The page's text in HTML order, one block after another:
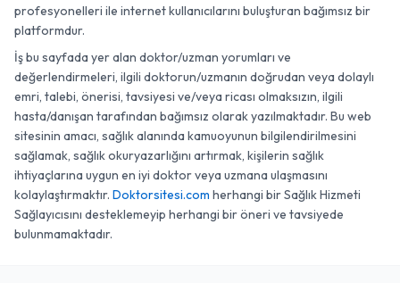
profesyonelleri ile internet kullanıcılarını buluşturan bağımsız bir
platformdur.
İş bu sayfada yer alan doktor/uzman yorumları ve
değerlendirmeleri, ilgili doktorun/uzmanın doğrudan veya dolaylı
emri, talebi, önerisi, tavsiyesi ve/veya ricası olmaksızın, ilgili
hasta/danışan tarafından bağımsız olarak yazılmaktadır. Bu web
sitesinin amacı, sağlık alanında kamuoyunun bilgilendirilmesini
sağlamak, sağlık okuryazarlığını artırmak, kişilerin sağlık
ihtiyaçlarına uygun en iyi doktor veya uzmana ulaşmasını
kolaylaştırmaktır. Doktorsitesi.com herhangi bir Sağlık Hizmeti
Sağlayıcısını desteklemeyip herhangi bir öneri ve tavsiyede
bulunmamaktadır.